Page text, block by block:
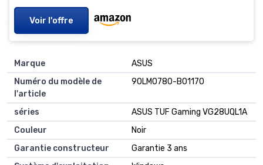
Voir l'offre
Marque
‎ASUS
Numéro du modèle de
l'article
‎90LM0780-B01170
séries
‎ASUS TUF Gaming VG28UQL1A
Couleur
‎Noir
Garantie constructeur
‎Garantie 3 ans